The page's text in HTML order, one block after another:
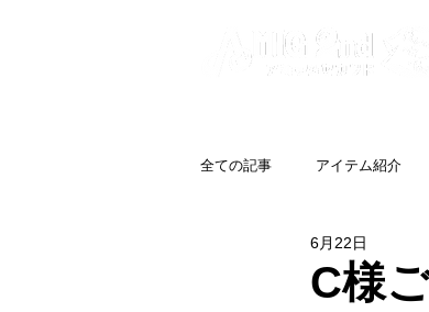
全ての記事 アイテム紹介
C様
6月22日